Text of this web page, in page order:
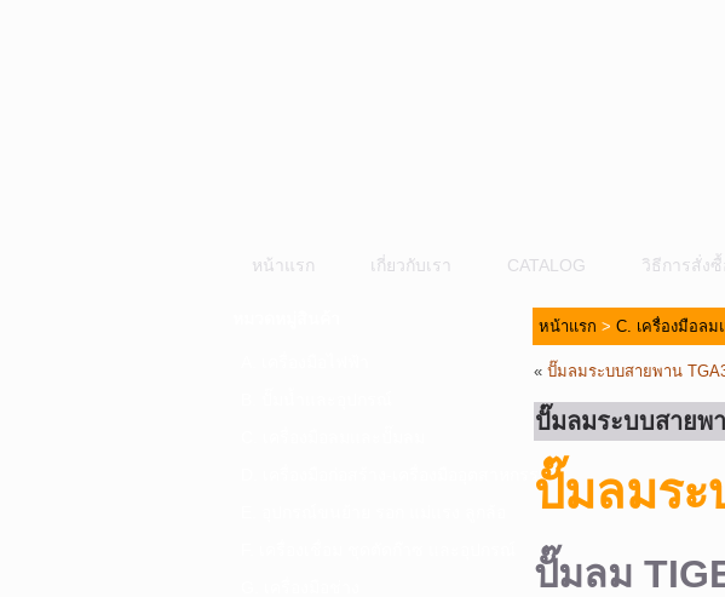
หน้าแรก เกี่ยวกับเรา CATALOG วิธีการสั่ง
D. เครื่องมือก่อสร้าง-เครื่องมืออุตสาหกรรม
หน้าแรก > C. เครื่องมือล
« ปั๊มลมระบบสายพาน
ปั๊มลมระบบสายพ
ปั๊มลมระ
ปั๊มลม